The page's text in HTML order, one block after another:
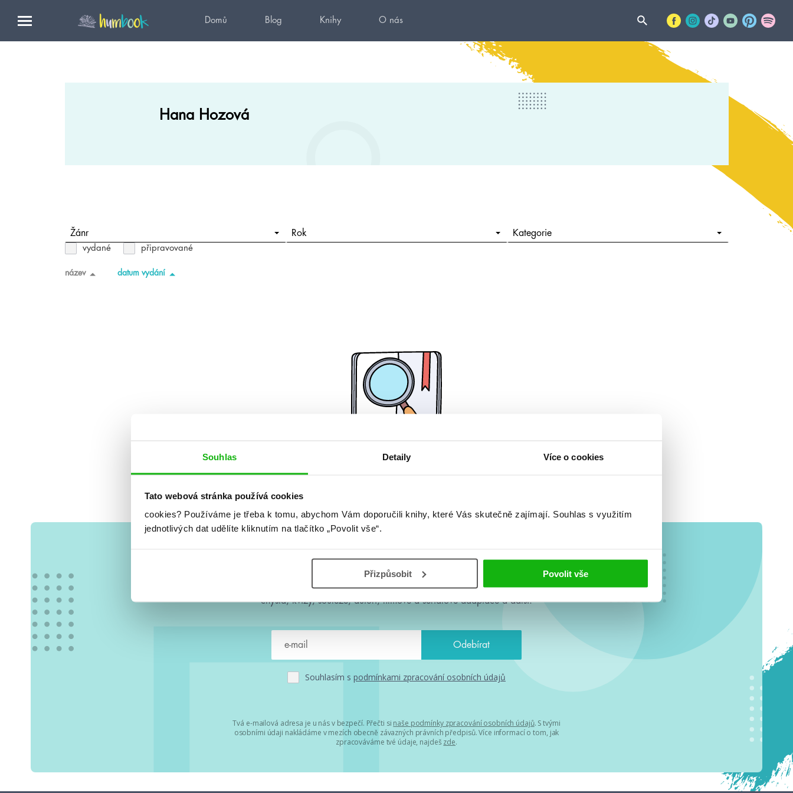
Souhlas Detaily Více o cookies
Tato webová stránka používá cookies
cookies? Používáme je třeba k tomu, abychom Vám doporučili knihy, které Vás skutečně zajímají. Souhlas s využitím
jednotlivých dat udělíte kliknutím na tlačítko „Povolit vše“.
Přizpůsobit Povolit vše
Domů Blog Knihy O nás
Hana Hozová
Žánr Rok Kategorie
vydané připravované
název datum vydání
#HumbookNews
Vše kolem #youngadult každý měsíc rovnou do mailu! Nové knihy, co se
chystá, kvízy, soutěže, autoři, filmové a seriálové adaptace a další.
Souhlasím s podmínkami zpracování osobních údajů
Tvá e-mailová adresa je u nás v bezpečí. Přečti si naše podmínky zpracování osobních údajů. S tvými
osobními údaji nakládáme v mezích obecně závazných právních předpisů. Více informací o tom, jak
zpracováváme tvé údaje, najdeš zde.